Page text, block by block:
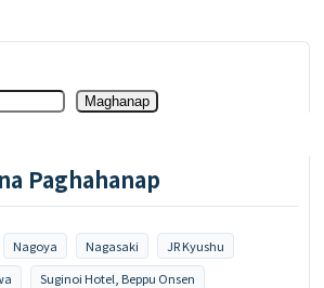
Maghanap
Paghahanap
Nagoya Nagasaki
JR Kyushu
Suginoi Hotel, Beppu Onsen